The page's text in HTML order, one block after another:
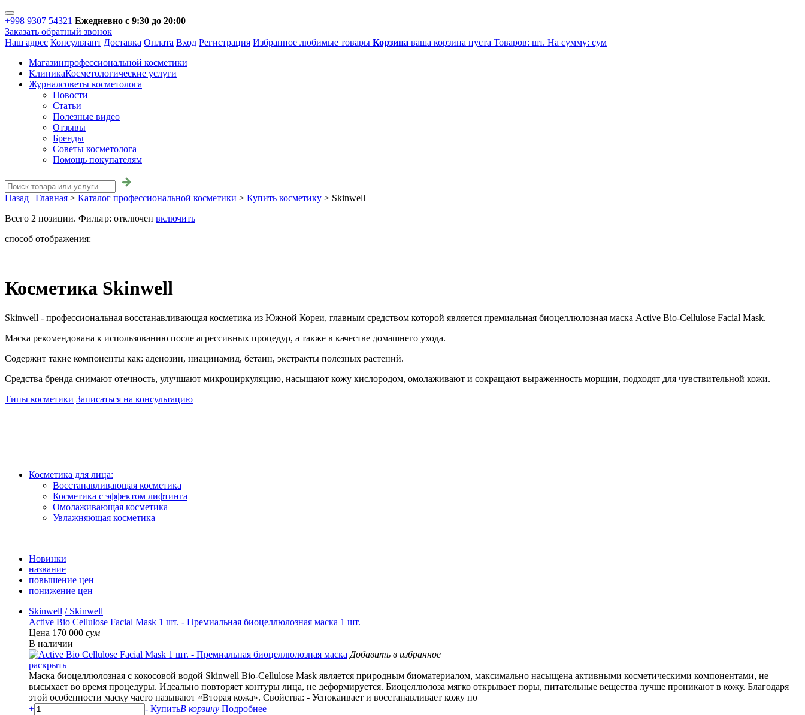
+998 9307 54321 Ежедневно с 9:30 до 20:00
Заказать обратный звонок
Наш адрес Консультант Доставка Оплата Вход Регистрация Избранное любимые товары Корзина ваша корзина пуста Товаров: шт. На сумму: сум
Магазинпрофессиональной косметики
КлиникаКосметологические услуги
Журналсоветы косметолога
Новости
Статьи
Полезные видео
Отзывы
Бренды
Советы косметолога
Помощь покупателям
Назад | Главная > Каталог профессиональной косметики > Купить косметику > Skinwell
Всего 2 позиции. Фильтр: отключен включить
способ отображения:
Косметика Skinwell
Skinwell - профессиональная восстанавливающая косметика из Южной Кореи, главным средством которой является премиальная биоцеллюлозная маска Active Bio-Cellulose Facial Mask.
Маска рекомендована к использованию после агрессивных процедур, а также в качестве домашнего ухода.
Содержит такие компоненты как: аденозин, ниацинамид, бетаин, экстракты полезных растений.
Средства бренда снимают отечность, улучшают микроциркуляцию, насыщают кожу кислородом, омолаживают и сокращают выраженность морщин, подходят для чувствительной кожи.
Типы косметики Записаться на консультацию
Косметика для лица:
Восстанавливающая косметика
Косметика с эффектом лифтинга
Омолаживающая косметика
Увлажняющая косметика
Новинки
название
повышение цен
понижение цен
Skinwell / Skinwell
Active Bio Cellulose Facial Mask 1 шт. - Премиальная биоцеллюлозная маска 1 шт.
Цена 170 000 сум
В наличии
Добавить в избранное
раскрыть
Маска биоцеллюлозная с кокосовой водой Skinwell Bio-Cellulose Mask является природным биоматериалом, максимально насыщена активными косметическими компонентами, не
высыхает во время процедуры. Идеально повторяет контуры лица, не деформируется. Биоцеллюлоза мягко открывает поры, питательные вещества лучше проникают в кожу. Благодаря
этой особенности маску часто называют «Вторая кожа». Свойства: - Успокаивает и восстанавливает кожу по
+
- КупитьВ корзину Подробнее